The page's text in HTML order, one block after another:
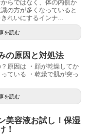
らではなく、体の内側か
の方が多くなっていると
れいにするインナ...
を読む
の原因と対処法
原因は ・顔が乾燥してか
ている ・乾燥で肌が突っ
を読む
美容液お試し！保湿
！